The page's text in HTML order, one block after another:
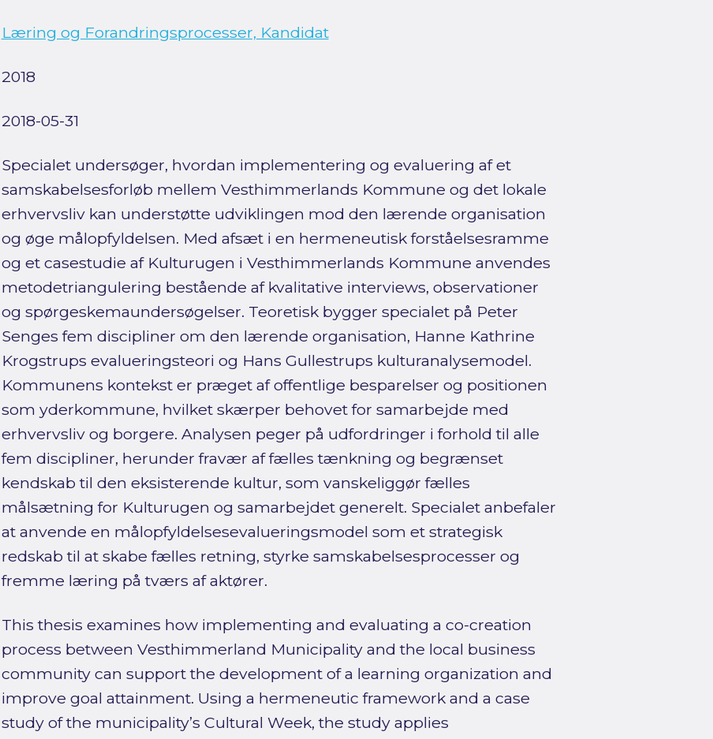
Læring og Forandringsprocesser, Kandidat
2018
2018-05-31
Specialet undersøger, hvordan implementering og evaluering af et
samskabelsesforløb mellem Vesthimmerlands Kommune og det lokale
erhvervsliv kan understøtte udviklingen mod den lærende organisation
og øge målopfyldelsen. Med afsæt i en hermeneutisk forståelsesramme
og et casestudie af Kulturugen i Vesthimmerlands Kommune anvendes
metodetriangulering bestående af kvalitative interviews, observationer
og spørgeskemaundersøgelser. Teoretisk bygger specialet på Peter
Senges fem discipliner om den lærende organisation, Hanne Kathrine
Krogstrups evalueringsteori og Hans Gullestrups kulturanalysemodel.
Kommunens kontekst er præget af offentlige besparelser og positionen
som yderkommune, hvilket skærper behovet for samarbejde med
erhvervsliv og borgere. Analysen peger på udfordringer i forhold til alle
fem discipliner, herunder fravær af fælles tænkning og begrænset
kendskab til den eksisterende kultur, som vanskeliggør fælles
målsætning for Kulturugen og samarbejdet generelt. Specialet anbefaler
at anvende en målopfyldelsesevalueringsmodel som et strategisk
redskab til at skabe fælles retning, styrke samskabelsesprocesser og
fremme læring på tværs af aktører.
This thesis examines how implementing and evaluating a co-creation
process between Vesthimmerland Municipality and the local business
community can support the development of a learning organization and
improve goal attainment. Using a hermeneutic framework and a case
study of the municipality’s Cultural Week, the study applies